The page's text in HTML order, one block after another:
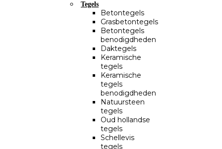
Tegels
Betontegels
Grasbetontegels
Betontegels
benodigdheden
Daktegels
Keramische
tegels
Keramische
tegels
benodigdheden
Natuursteen
tegels
Oud hollandse
tegels
Schellevis
tegels